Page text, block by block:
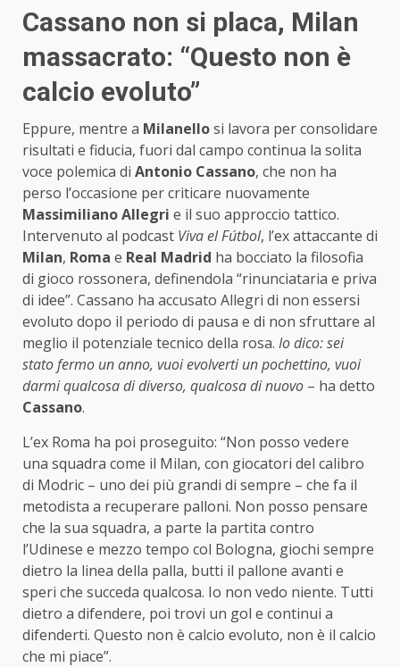
Cassano non si placa, Milan
massacrato: “Questo non è
calcio evoluto”
Eppure, mentre a Milanellosi lavora per consolidare
risultati e fiducia, fuori dal campo continua la solita
voce polemica di Antonio Cassano, che non ha
perso l’occasione per criticare nuovamente
Massimiliano Allegri e il suo approccio tattico.
Intervenuto al podcast Viva el Fútbol, l’ex attaccante di
Milan, Roma e Real Madrid ha bocciato la filosofia
di gioco rossonera, definendola “rinunciataria e priva
di idee”. Cassano ha accusato Allegri di non essersi
evoluto dopo il periodo di pausa e di non sfruttare al
meglio il potenziale tecnico della rosa. Io dico: sei
stato fermo un anno, vuoi evolverti un pochettino, vuoi
darmi qualcosa di diverso, qualcosa di nuovo – ha detto
Cassano.
L’ex Roma ha poi proseguito: “Non posso vedere
una squadra come il Milan, con giocatori del calibro
di Modric – uno dei più grandi di sempre – che fa il
metodista a recuperare palloni. Non posso pensare
che la sua squadra, a parte la partita contro
l’Udinese e mezzo tempo col Bologna, giochi sempre
dietro la linea della palla, butti il pallone avanti e
speri che succeda qualcosa. Io non vedo niente. Tutti
dietro a difendere, poi trovi un gol e continui a
difenderti. Questo non è calcio evoluto, non è il calcio
che mi piace”.